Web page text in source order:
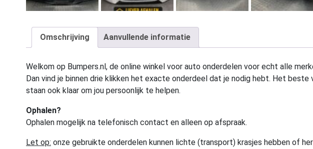
Omschrijving Aanvullende informatie
Welkom op Bumpers.nl, de online winkel voor auto onderdelen voor echt alle
Dan vind je binnen drie klikken het exacte onderdeel dat je nodig hebt. Het
staan ook klaar om jou persoonlijk te helpen.
Ophalen?
Ophalen mogelijk na telefonisch contact en alleen op afspraak.
Let op: onze gebruikte onderdelen kunnen lichte (transport) krasjes hebben of